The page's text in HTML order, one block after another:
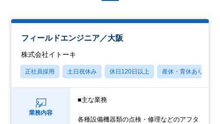
フィールドエンジニア／大阪
株式会社イトーキ
正社員採用 土日祝休み 休日120日以上 産休・育休あり
業務内容
■主な業務
各種設備機器類の点検・修理などのアフタ